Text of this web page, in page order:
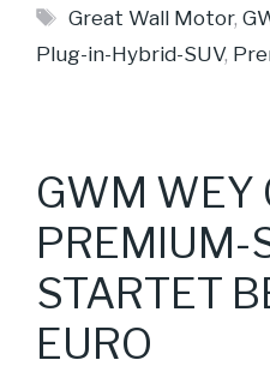
Schlagwörter
Great Wall Motor,
Plug-in-Hybrid-SUV,
GWM WEY
PREMIUM-
STARTET
EURO